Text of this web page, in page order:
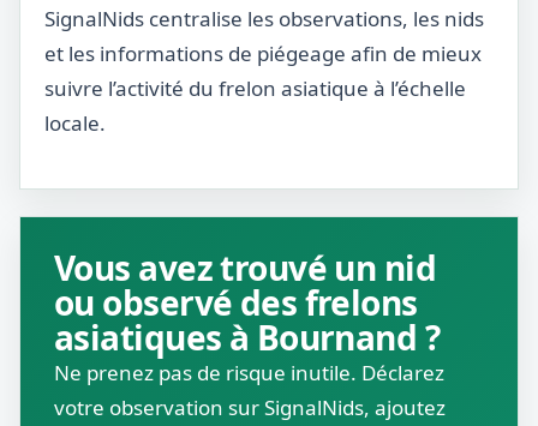
SignalNids centralise les observations, les nids
et les informations de piégeage afin de mieux
suivre l’activité du frelon asiatique à l’échelle
locale.
Vous avez trouvé un nid
ou observé des frelons
asiatiques à Bournand ?
Ne prenez pas de risque inutile. Déclarez
votre observation sur SignalNids, ajoutez